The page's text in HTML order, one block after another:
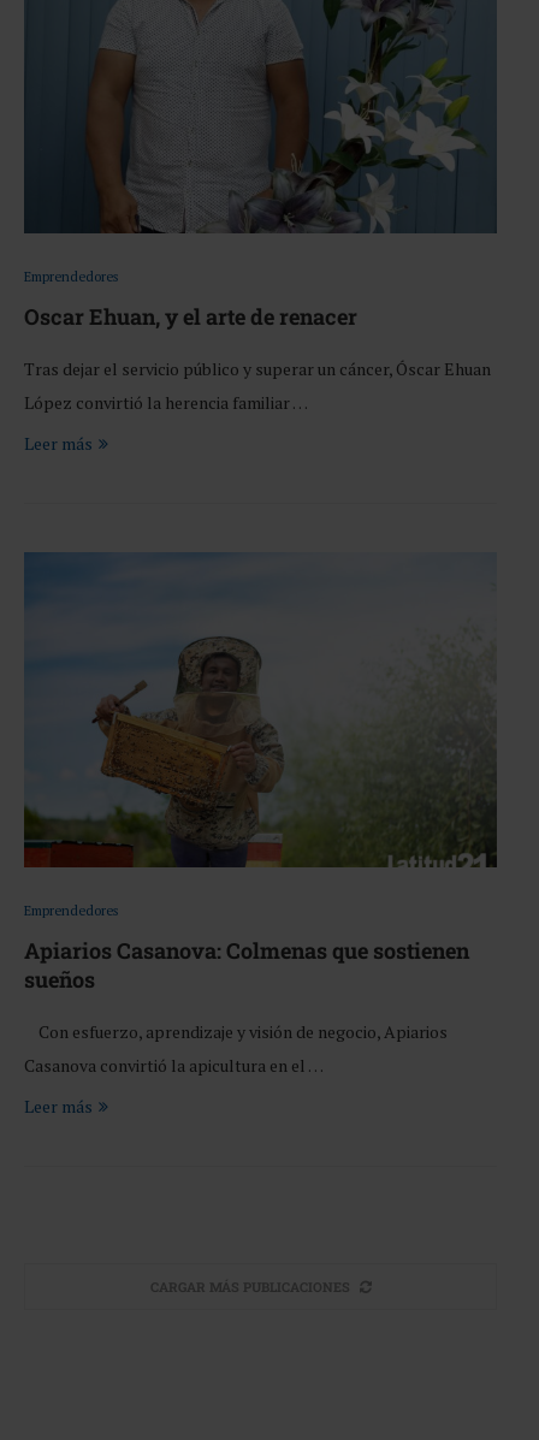
Emprendedores
Oscar Ehuan, y el arte de renacer
Tras dejar el servicio público y superar un cáncer, Óscar Ehuan
López convirtió la herencia familiar …
Leer más
Emprendedores
Apiarios Casanova: Colmenas que sostienen
sueños
Con esfuerzo, aprendizaje y visión de negocio, Apiarios
Casanova convirtió la apicultura en el …
Leer más
CARGAR MÁS PUBLICACIONES